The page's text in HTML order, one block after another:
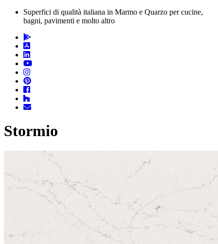
Superfici di qualità italiana in Marmo e Quarzo per cucine,
bagni, pavimenti e molto altro
Stormio